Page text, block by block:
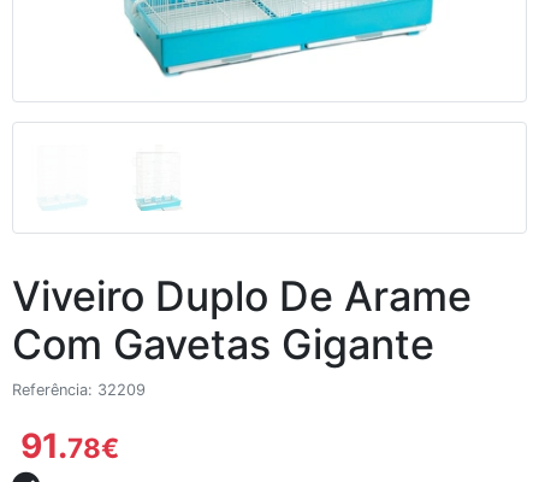
Viveiro Duplo De Arame
Com Gavetas Gigante
Referência: 32209
91.78€